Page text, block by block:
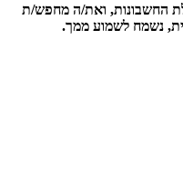
החשבונות, ואת/ה מחפש/ת
נשמח לשמוע ממך.